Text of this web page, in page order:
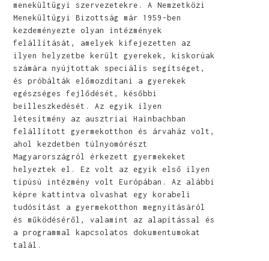
menekültügyi szervezetekre. A Nemzetközi
Menekültügyi Bizottság már 1959-ben
kezdeményezte olyan intézmények
felállítását, amelyek kifejezetten az
ilyen helyzetbe került gyerekek, kiskorúak
számára nyújtottak speciális segítséget,
és próbálták előmozdítani a gyerekek
egészséges fejlődését, későbbi
beilleszkedését. Az egyik ilyen
létesítmény az ausztriai Hainbachban
felállított gyermekotthon és árvaház volt,
ahol kezdetben túlnyomórészt
Magyarországról érkezett gyermekeket
helyeztek el. Ez volt az egyik első ilyen
típúsú intézmény volt Európában. Az alábbi
képre kattintva olvashat egy korabeli
tudósítást a gyermekotthon megnyitásáról
és működéséről, valamint az alapítással és
a programmal kapcsolatos dokumentumokat
talál.